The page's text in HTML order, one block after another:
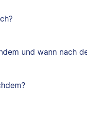
und wann nach